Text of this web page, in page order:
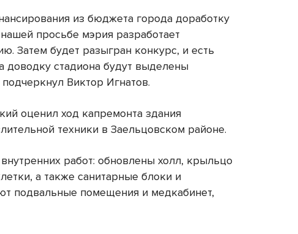
из бюджета города доработку
просьбе мэрия разработает
Затем будет разыгран конкурс, и есть
доводку стадиона будут выделены
Виктор Игнатов.
оценил ход капремонта здания
техники в Заельцовском районе.
работ: обновлены холл, крыльцо
а также санитарные блоки и
подвальные помещения и медкабинет,